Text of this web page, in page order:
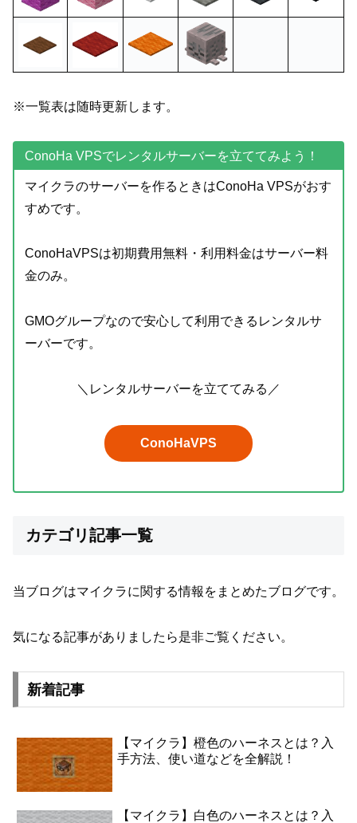
※一覧表は随時更新します。
ConoHa VPSでレンタルサーバーを立ててみよう！
マイクラのサーバーを作るときはConoHa VPSがおす
すめです。
ConoHaVPSは初期費用無料・利用料金はサーバー料
金のみ。
GMOグループなので安心して利用できるレンタルサ
ーバーです。
＼レンタルサーバーを立ててみる／
ConoHaVPS
カテゴリ記事一覧
当ブログはマイクラに関する情報をまとめたブログです。
気になる記事がありましたら是非ご覧ください。
新着記事
【マイクラ】橙色のハーネスとは？入
手方法、使い道などを全解説！
【マイクラ】白色のハーネスとは？入